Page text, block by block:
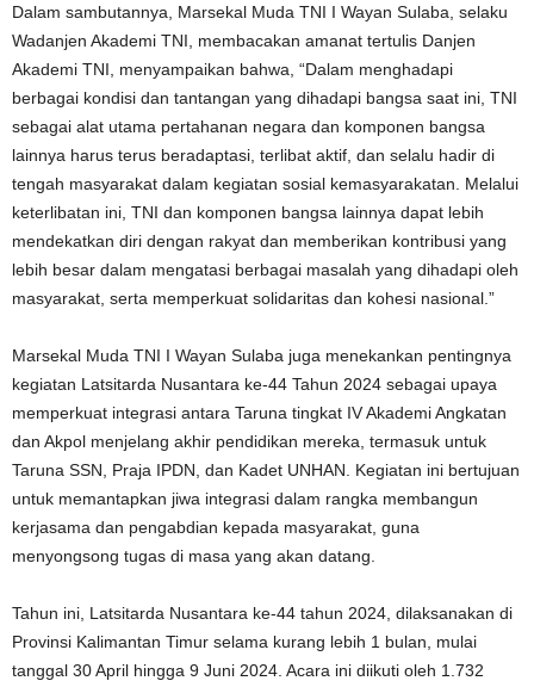
Dalam sambutannya, Marsekal Muda TNI I Wayan Sulaba, selaku
Wadanjen Akademi TNI, membacakan amanat tertulis Danjen
Akademi TNI, menyampaikan bahwa, “Dalam menghadapi
berbagai kondisi dan tantangan yang dihadapi bangsa saat ini, TNI
sebagai alat utama pertahanan negara dan komponen bangsa
lainnya harus terus beradaptasi, terlibat aktif, dan selalu hadir di
tengah masyarakat dalam kegiatan sosial kemasyarakatan. Melalui
keterlibatan ini, TNI dan komponen bangsa lainnya dapat lebih
mendekatkan diri dengan rakyat dan memberikan kontribusi yang
lebih besar dalam mengatasi berbagai masalah yang dihadapi oleh
masyarakat, serta memperkuat solidaritas dan kohesi nasional.”
Marsekal Muda TNI I Wayan Sulaba juga menekankan pentingnya
kegiatan Latsitarda Nusantara ke-44 Tahun 2024 sebagai upaya
memperkuat integrasi antara Taruna tingkat IV Akademi Angkatan
dan Akpol menjelang akhir pendidikan mereka, termasuk untuk
Taruna SSN, Praja IPDN, dan Kadet UNHAN. Kegiatan ini bertujuan
untuk memantapkan jiwa integrasi dalam rangka membangun
kerjasama dan pengabdian kepada masyarakat, guna
menyongsong tugas di masa yang akan datang.
Tahun ini, Latsitarda Nusantara ke-44 tahun 2024, dilaksanakan di
Provinsi Kalimantan Timur selama kurang lebih 1 bulan, mulai
tanggal 30 April hingga 9 Juni 2024. Acara ini diikuti oleh 1.732